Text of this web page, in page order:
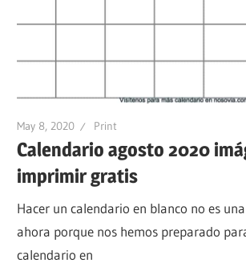
May 8, 2020 Print
Calendario agosto 2020
imprimir gratis
Hacer un calendario en blanco no es
ahora porque nos hemos preparado
calendario en